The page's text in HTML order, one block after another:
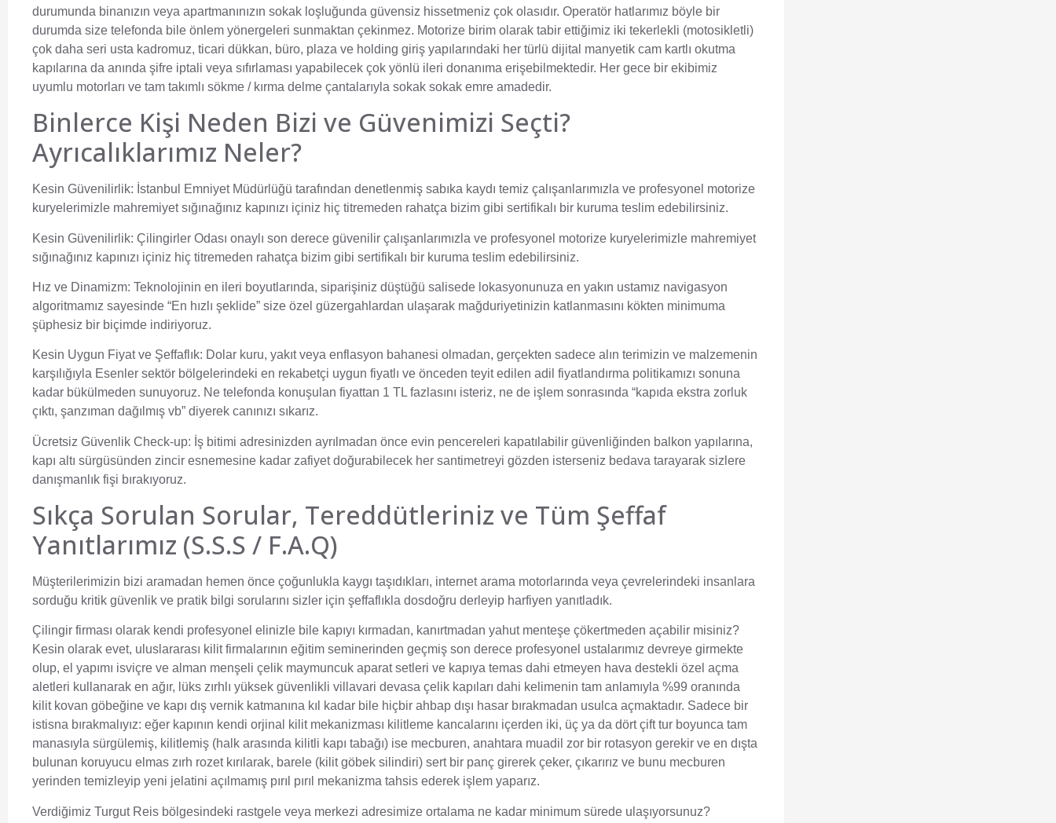
durumunda binanızın veya apartmanınızın sokak loşluğunda güvensiz hissetmeniz çok olasıdır. Operatör hatlarımız böyle bir
durumda size telefonda bile önlem yönergeleri sunmaktan çekinmez. Motorize birim olarak tabir ettiğimiz iki tekerlekli (motosikletli)
çok daha seri usta kadromuz, ticari dükkan, büro, plaza ve holding giriş yapılarındaki her türlü dijital manyetik cam kartlı okutma
kapılarına da anında şifre iptali veya sıfırlaması yapabilecek çok yönlü ileri donanıma erişebilmektedir. Her gece bir ekibimiz
uyumlu motorları ve tam takımlı sökme / kırma delme çantalarıyla sokak sokak emre amadedir.
Binlerce Kişi Neden Bizi ve Güvenimizi Seçti?
Ayrıcalıklarımız Neler?
Kesin Güvenilirlik: İstanbul Emniyet Müdürlüğü tarafından denetlenmiş sabıka kaydı temiz çalışanlarımızla ve profesyonel motorize
kuryelerimizle mahremiyet sığınağınız kapınızı içiniz hiç titremeden rahatça bizim gibi sertifikalı bir kuruma teslim edebilirsiniz.
Kesin Güvenilirlik: Çilingirler Odası onaylı son derece güvenilir çalışanlarımızla ve profesyonel motorize kuryelerimizle mahremiyet
sığınağınız kapınızı içiniz hiç titremeden rahatça bizim gibi sertifikalı bir kuruma teslim edebilirsiniz.
Hız ve Dinamizm: Teknolojinin en ileri boyutlarında, siparişiniz düştüğü salisede lokasyonunuza en yakın ustamız navigasyon
algoritmamız sayesinde “En hızlı şeklide” size özel güzergahlardan ulaşarak mağduriyetinizin katlanmasını kökten minimuma
şüphesiz bir biçimde indiriyoruz.
Kesin Uygun Fiyat ve Şeffaflık: Dolar kuru, yakıt veya enflasyon bahanesi olmadan, gerçekten sadece alın terimizin ve malzemenin
karşılığıyla Esenler sektör bölgelerindeki en rekabetçi uygun fiyatlı ve önceden teyit edilen adil fiyatlandırma politikamızı sonuna
kadar bükülmeden sunuyoruz. Ne telefonda konuşulan fiyattan 1 TL fazlasını isteriz, ne de işlem sonrasında “kapıda ekstra zorluk
çıktı, şanzıman dağılmış vb” diyerek canınızı sıkarız.
Ücretsiz Güvenlik Check-up: İş bitimi adresinizden ayrılmadan önce evin pencereleri kapatılabilir güvenliğinden balkon yapılarına,
kapı altı sürgüsünden zincir esnemesine kadar zafiyet doğurabilecek her santimetreyi gözden isterseniz bedava tarayarak sizlere
danışmanlık fişi bırakıyoruz.
Sıkça Sorulan Sorular, Tereddütleriniz ve Tüm Şeffaf
Yanıtlarımız (S.S.S / F.A.Q)
Müşterilerimizin bizi aramadan hemen önce çoğunlukla kaygı taşıdıkları, internet arama motorlarında veya çevrelerindeki insanlara
sorduğu kritik güvenlik ve pratik bilgi sorularını sizler için şeffaflıkla dosdoğru derleyip harfiyen yanıtladık.
Çilingir firması olarak kendi profesyonel elinizle bile kapıyı kırmadan, kanırtmadan yahut menteşe çökertmeden açabilir misiniz?
Kesin olarak evet, uluslararası kilit firmalarının eğitim seminerinden geçmiş son derece profesyonel ustalarımız devreye girmekte
olup, el yapımı isviçre ve alman menşeli çelik maymuncuk aparat setleri ve kapıya temas dahi etmeyen hava destekli özel açma
aletleri kullanarak en ağır, lüks zırhlı yüksek güvenlikli villavari devasa çelik kapıları dahi kelimenin tam anlamıyla %99 oranında
kilit kovan göbeğine ve kapı dış vernik katmanına kıl kadar bile hiçbir ahbap dışı hasar bırakmadan usulca açmaktadır. Sadece bir
istisna bırakmalıyız: eğer kapının kendi orjinal kilit mekanizması kilitleme kancalarını içerden iki, üç ya da dört çift tur boyunca tam
manasıyla sürgülemiş, kilitlemiş (halk arasında kilitli kapı tabağı) ise mecburen, anahtara muadil zor bir rotasyon gerekir ve en dışta
bulunan koruyucu elmas zırh rozet kırılarak, barele (kilit göbek silindiri) sert bir panç girerek çeker, çıkarırız ve bunu mecburen
yerinden temizleyip yeni jelatini açılmamış pırıl pırıl mekanizma tahsis ederek işlem yaparız.
Verdiğimiz Turgut Reis bölgesindeki rastgele veya merkezi adresimize ortalama ne kadar minimum sürede ulaşıyorsunuz?